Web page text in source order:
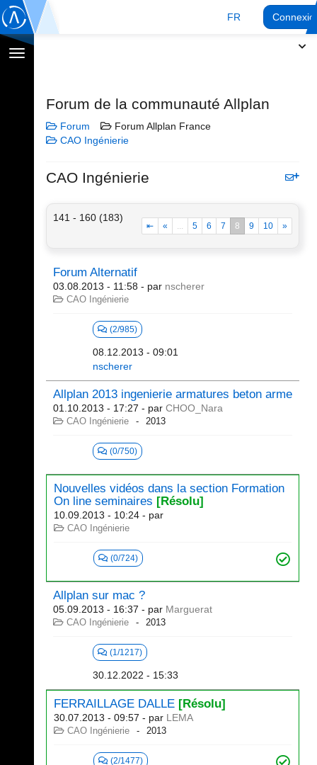
FR
Afficher
Forum de la communauté Allplan
Forum
Forum Allplan France
CAO Ingénierie
CAO Ingénierie
141 - 160 (183)
⇤ « ... 5 6 7 8 9 10 »
Forum Alternatif
03.08.2013 - 11:58 - par nscherer
CAO Ingénierie
(2/985)
08.12.2013 - 09:01
nscherer
Allplan 2013 ingenierie armatures beton arme
01.10.2013 - 17:27 - par CHOO_Nara
CAO Ingénierie 2013
(0/750)
Nouvelles vidéos dans la section Formation
On line seminaires [Résolu]
10.09.2013 - 10:24 - par
CAO Ingénierie
(0/724)
Allplan sur mac ?
05.09.2013 - 16:37 - par Marguerat
CAO Ingénierie 2013
(1/1217)
30.12.2022 - 15:33
FERRAILLAGE DALLE [Résolu]
30.07.2013 - 09:57 - par LEMA
CAO Ingénierie 2013
(2/1477)